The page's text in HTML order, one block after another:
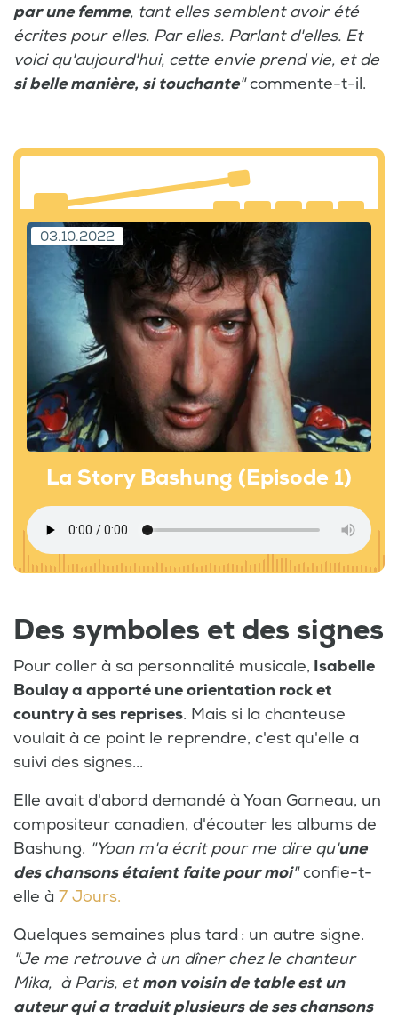
par une femme, tant elles semblent avoir été
écrites pour elles. Par elles. Parlant d'elles. Et
voici qu'aujourd'hui, cette envie prend vie, et de
si belle manière, si touchante"commente-t-il.
03.10.2022
La Story Bashung (Episode 1)
Des symboles et des signes
Pour coller à sa personnalité musicale, Isabelle
Boulay a apporté une orientation rock et
country à ses reprises. Mais si la chanteuse
voulait à ce point le reprendre, c'est qu'elle a
suivi des signes...
Elle avait d'abord demandé à Yoan Garneau, un
compositeur canadien, d'écouter les albums de
Bashung. "Yoan m'a écrit pour me dire qu'une
des chansons étaient faite pour moi"confie-t-
elle à 7 Jours.
Quelques semaines plus tard : un autre signe.
"Je me retrouve à un dîner chez le chanteur
Mika, à Paris, etmon voisin de table est un
auteur qui a traduit plusieurs de ses chansons